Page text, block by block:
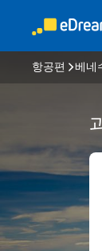
항공편 베네